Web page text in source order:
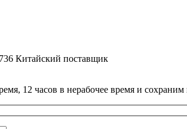
Китайский поставщик
12 часов в нерабочее время и